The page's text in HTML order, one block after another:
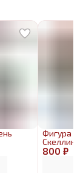
800 ₽
Фигура